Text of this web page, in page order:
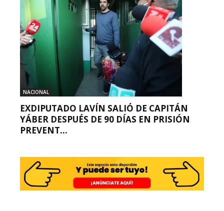
NACIONAL
EXDIPUTADO LAVÍN SALIÓ DE CAPITÁN
YÁBER DESPUÉS DE 90 DÍAS EN PRISIÓN
PREVENT...